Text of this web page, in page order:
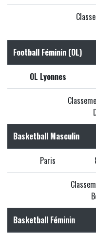
Football Féminin (OL)
OL Lyonnes
Basketball Masculin
Paris
Basketball Féminin